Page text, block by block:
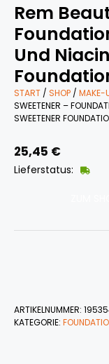
Rem
Und
START / SHOP / MAKE-
SWEETENER –
SWEETENER
25,45 €
Lieferstatus:
ARTIKELNUMMER:
KATEGORIE: